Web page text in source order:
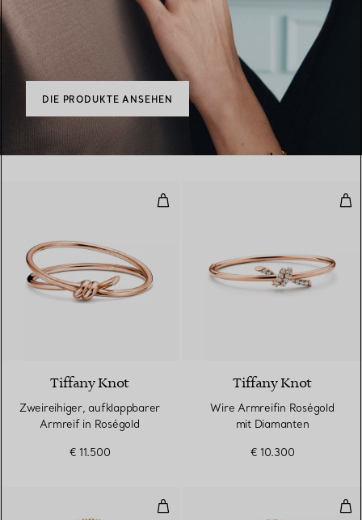
DIE PRODUKTE ANSEHEN
Zweireihiger, aufklappbarer
Tiffany Knot
Zweireihiger, aufklappbarer
Armreif in Roségold
€ 11.500
Tiffany Knot
Wire Armreifin Roségold
mit Diamanten
€ 10.300
Kugelarmband mit